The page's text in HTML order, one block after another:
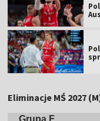
Eliminacje MŚ 2027